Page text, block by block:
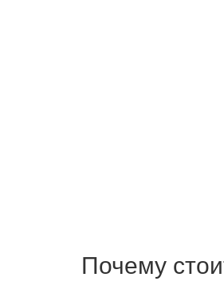
Почему